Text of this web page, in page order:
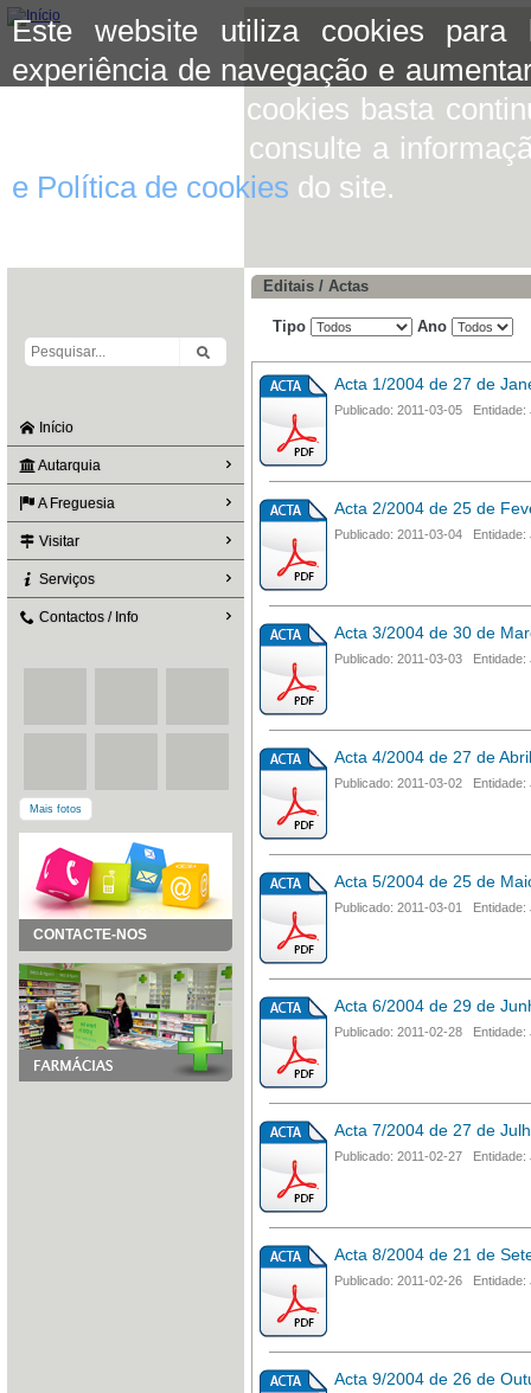
Este website utiliza cookies para
experiência de navegação e
aceitar o uso de cookies basta
mais informação consulte a
e Política de cookies do site.
Início
Autarquia
A Freguesia
Visitar
Serviços
Contactos / Info
Mais fotos
CONTACTE-NOS
Editais / Actas
Tipo Ano
Acta 1/2004 de 27 de
Publicado: 2011-03-05 Entidade:
Acta 2/2004 de 25 de
Publicado: 2011-03-04 Entidade:
Acta 3/2004 de 30 de
Publicado: 2011-03-03 Entidade:
Acta 4/2004 de 27 de Abril
Publicado: 2011-03-02 Entidade:
Acta 5/2004 de 25 de
Publicado: 2011-03-01 Entidade:
Acta 6/2004 de 29 de
Publicado: 2011-02-28 Entidade:
Acta 7/2004 de 27 de
Publicado: 2011-02-27 Entidade:
Acta 8/2004 de 21 de
Publicado: 2011-02-26 Entidade:
Acta 9/2004 de 26 de